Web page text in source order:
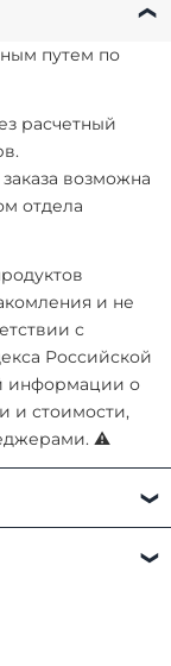
путем по
расчетный
возможна
отдела
и не
с
Российской
информации о
и стоимости,
⚠